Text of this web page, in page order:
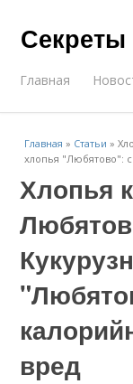
Секреты
Главная
Главная » Статьи »
хлопья "Любятово":
Хлопья
вред